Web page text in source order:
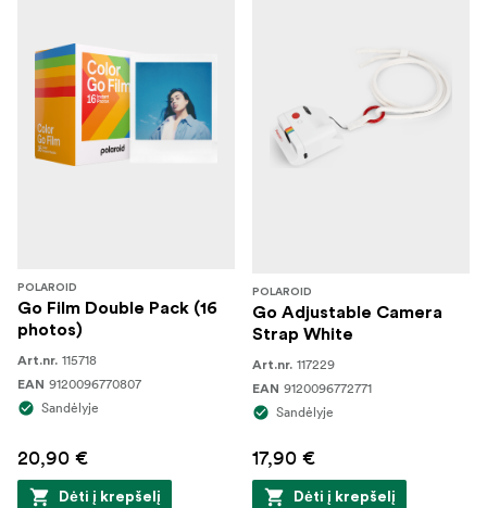
POLAROID
Go Film Double Pack (16
photos)
Art.nr. 115718
EAN 9120096770807
Sandėlyje
20,90 €
Dėti į krepšelį
POLAROID
Go Adjustable Camera
Strap White
Art.nr. 117229
EAN 9120096772771
Sandėlyje
17,90 €
Dėti į krepšelį